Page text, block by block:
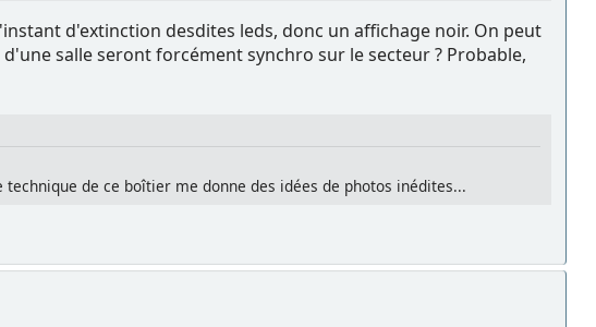
d'extinction desdites leds, donc un affichage noir. On peut
salle seront forcément synchro sur le secteur ? Probable,
de ce boîtier me donne des idées de photos inédites...